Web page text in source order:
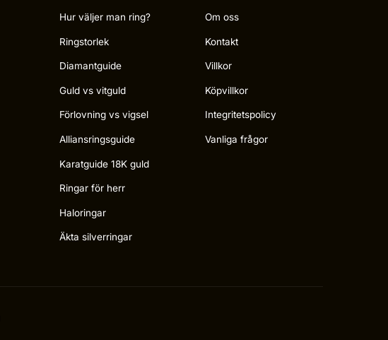
Hur väljer man ring?
Ringstorlek
Diamantguide
Guld vs vitguld
Förlovning vs vigsel
Alliansringsguide
Karatguide 18K guld
Ringar för herr
Haloringar
Äkta silverringar
Om oss
Kontakt
Villkor
Köpvillkor
Integritetspolicy
Vanliga frågor